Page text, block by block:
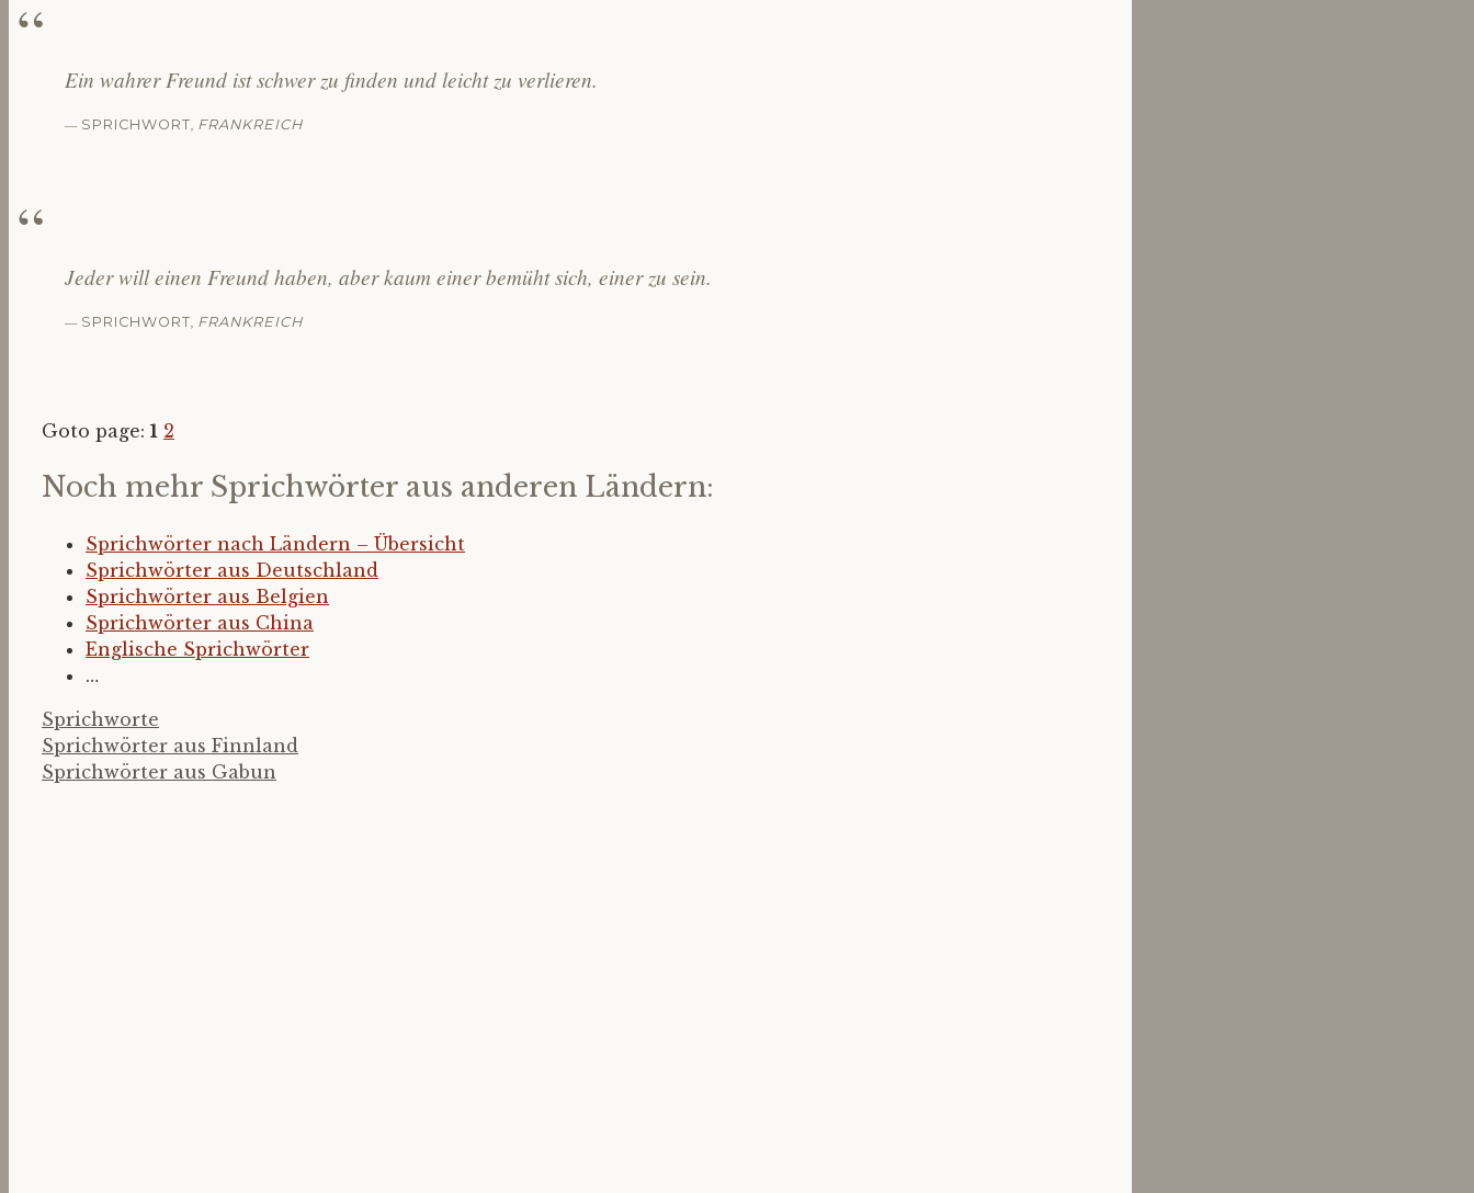
Ein wahrer Freund ist schwer zu finden und leicht zu verlieren.
— SPRICHWORT FRANKREICH
Jeder will einen Freund haben, aber kaum einer bemüht sich, einer zu sein.
— SPRICHWORT FRANKREICH
Goto page: 1 2
Noch mehr Sprichwörter aus anderen Ländern:
Sprichwörter nach Ländern – Übersicht
Sprichwörter aus Deutschland
Sprichwörter aus Belgien
Sprichwörter aus China
Englische Sprichwörter
…
Kategorien
Sprichworte
Sprichwörter aus Finnland
Sprichwörter aus Gabun